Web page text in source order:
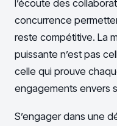
l’écoute des
concurrence
reste compétitive. La
puissante n’est pas
celle qui prouve
engagements envers
S’engager dans une